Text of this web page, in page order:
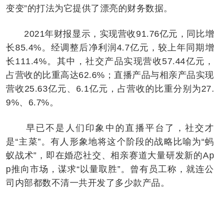
变变”的打法为它提供了漂亮的财务数据。
2021年财报显示，实现营收91.76亿元，同比增
长85.4%。经调整后净利润4.7亿元，较上年同期增
长111.4%。其中，社交产品实现营收57.44亿元，
占营收的比重高达62.6%；直播产品与相亲产品实现
营收25.63亿元、6.1亿元，占营收的比重分别为27.
9%、6.7%。
早已不是人们印象中的直播平台了，社交才
是“主菜”。有人形象地将这个阶段的战略比喻为“蚂
蚁战术”，即在婚恋社交、相亲赛道大量研发新的Ap
p推向市场，谋求“以量取胜”。曾有员工称，就连公
司内部都数不清一共开发了多少款产品。